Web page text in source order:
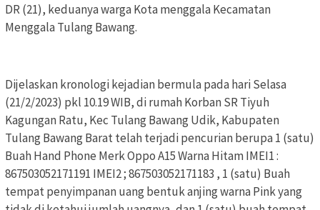
DR (21), keduanya warga Kota menggala Kecamatan
Menggala Tulang Bawang.
Dijelaskan kronologi kejadian bermula pada hari Selasa
(21/2/2023) pkl 10.19 WIB, di rumah Korban SR Tiyuh
Kagungan Ratu, Kec Tulang Bawang Udik, Kabupaten
Tulang Bawang Barat telah terjadi pencurian berupa 1 (satu)
Buah Hand Phone Merk Oppo A15 Warna Hitam IMEI1 :
867503052171191 IMEI2 ; 867503052171183 , 1 (satu) Buah
tempat penyimpanan uang bentuk anjing warna Pink yang